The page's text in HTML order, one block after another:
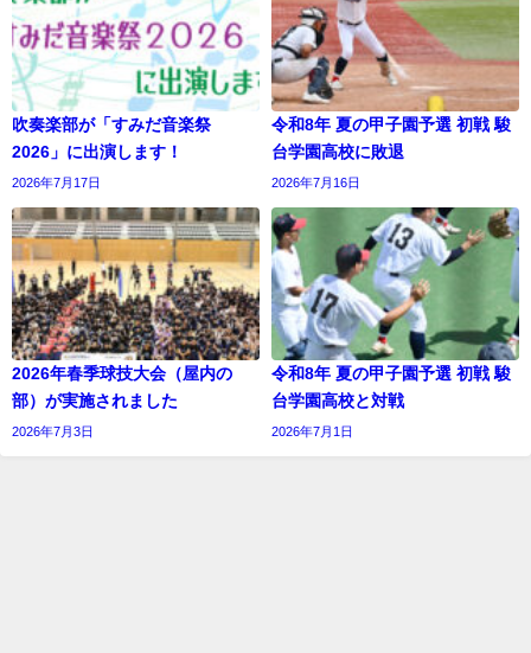
吹奏楽部が「すみだ音楽祭
2026」に出演します！
2026年7月17日
令和8年 夏の甲子園予選 初戦 駿
台学園高校に敗退
2026年7月16日
2026年春季球技大会（屋内の
部）が実施されました
2026年7月3日
令和8年 夏の甲子園予選 初戦 駿
台学園高校と対戦
2026年7月1日